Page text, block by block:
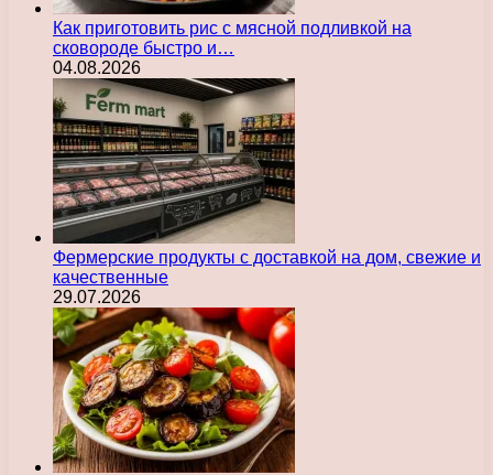
Как приготовить рис с мясной подливкой на
сковороде быстро и…
04.08.2026
Фермерские продукты с доставкой на дом, свежие и
качественные
29.07.2026